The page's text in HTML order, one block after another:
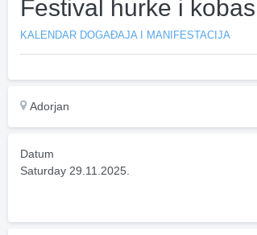
Festival hurke i
KALENDAR DOGAĐAJA I MANIFESTACIJA
Adorjan
Datum
Saturday 29.11.2025.